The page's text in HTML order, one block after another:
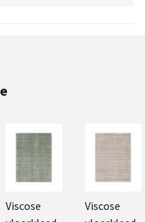
Viscose
Viscose